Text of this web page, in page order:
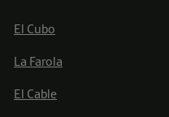
El Cubo
La Farola
El Cable